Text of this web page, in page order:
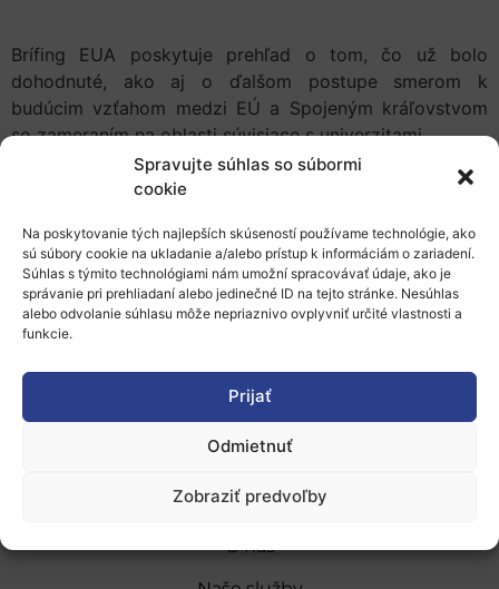
Spravujte súhlas so súbormi
cookie
Na poskytovanie tých najlepších skúseností používame technológie, ako
sú súbory cookie na ukladanie a/alebo prístup k informáciám o zariadení.
Súhlas s týmito technológiami nám umožní spracovávať údaje, ako je
správanie pri prehliadaní alebo jedinečné ID na tejto stránke. Nesúhlas
alebo odvolanie súhlasu môže nepriaznivo ovplyvniť určité vlastnosti a
funkcie.
Prijať
Odmietnuť
Zobraziť predvoľby
Brífing EUA poskytuje prehľad o tom, čo už bolo
dohodnuté, ako aj o ďalšom postupe smerom k
budúcim vzťahom medzi EÚ a Spojeným kráľovstvom
so zameraním na oblasti súvisiace s univerzitami.
odkaze.
Viac informácií:
Európska univerzitná asociácia (EUA)
O nás